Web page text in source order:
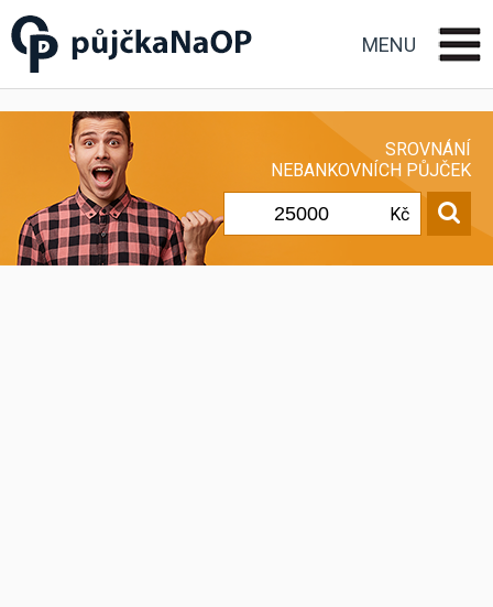
Půjčka na OP občanský
průkaz
MENU
SROVNÁNÍ
NEBANKOVNÍCH PŮJČEK
Kč